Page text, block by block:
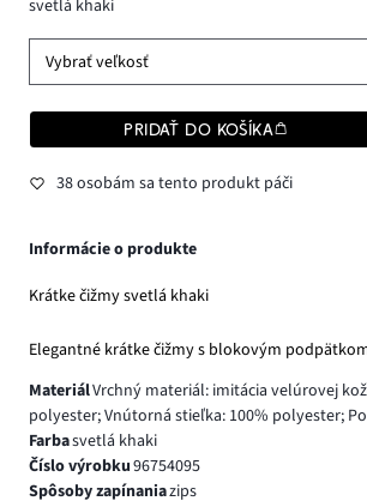
svetlá khaki
Vybrať veľkosť
PRIDAŤ DO KOŠÍKA
38 osobám sa tento produkt páči
Informácie o produkte
Krátke čižmy svetlá khaki
Elegantné krátke čižmy s blokovým
MateriálVrchný materiál: imitácia velúrovej
polyester; Vnútorná stieľka: 100% polyester;
Farbasvetlá khaki
Číslo výrobku96754095
Spôsoby zapínaniazips